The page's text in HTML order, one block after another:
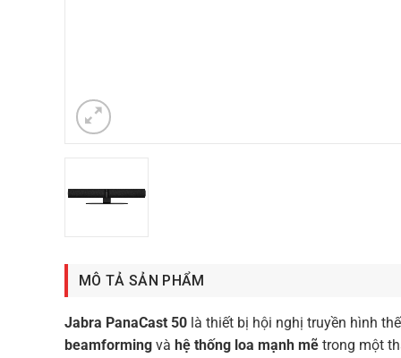
MÔ TẢ SẢN PHẨM
Jabra PanaCast 50 là thiết bị hội nghị truyền hình
beamforming vàhệ thống loa mạnh mẽ trong một